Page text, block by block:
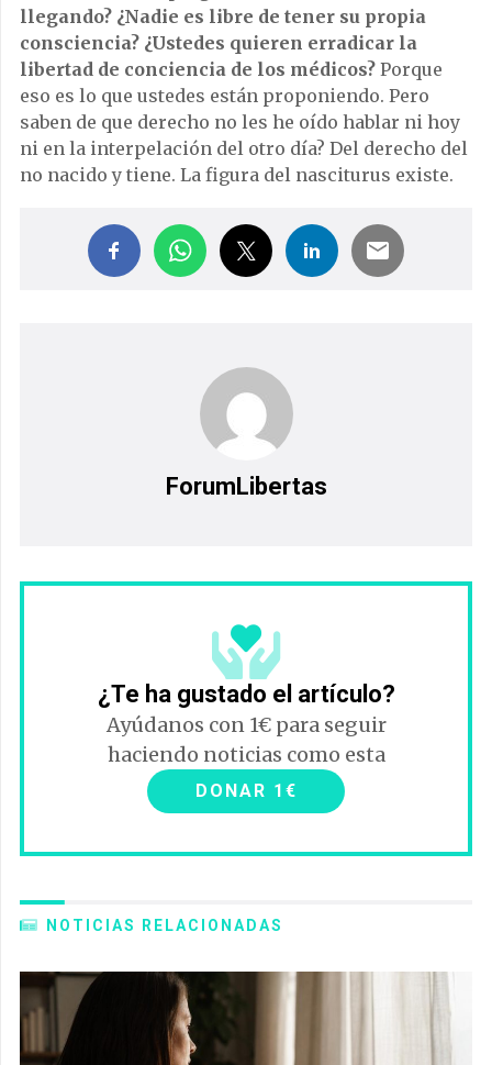
llegando? ¿Nadie es libre de tener su propia
consciencia? ¿Ustedes quieren erradicar la
libertad de conciencia de los médicos? Porque
eso es lo que ustedes están proponiendo. Pero
saben de que derecho no les he oído hablar ni hoy
ni en la interpelación del otro día? Del derecho del
no nacido y tiene. La figura del nasciturus existe.
ForumLibertas
¿Te ha gustado el artículo?
Ayúdanos con 1€ para seguir
haciendo noticias como esta
DONAR 1€
NOTICIAS RELACIONADAS